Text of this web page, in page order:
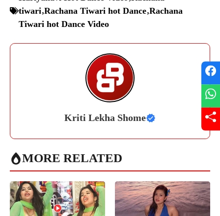
tiwari,Rachana Tiwari hot Dance,Rachana
Tiwari hot Dance Video
Kriti Lekha Shome
MORE RELATED